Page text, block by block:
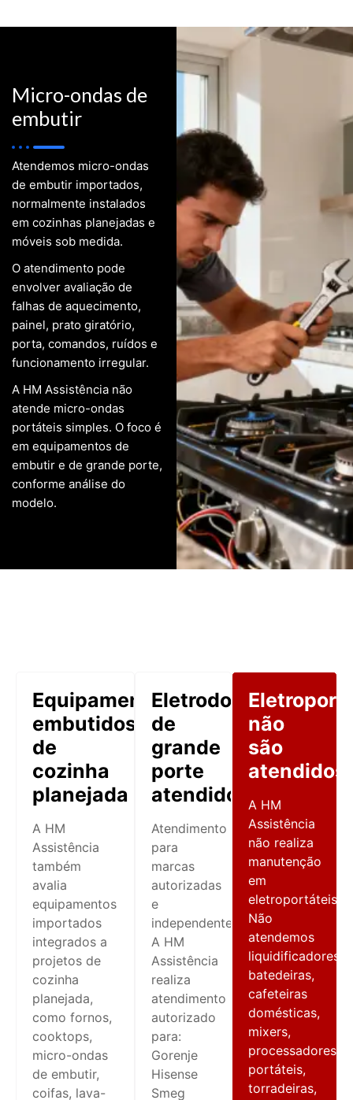
Micro-ondas de
embutir
Atendemos micro-ondas
de embutir importados,
normalmente instalados
em cozinhas planejadas e
móveis sob medida.
O atendimento pode
envolver avaliação de
falhas de aquecimento,
painel, prato giratório,
porta, comandos, ruídos e
funcionamento irregular.
A HM Assistência não
atende micro-ondas
portáteis simples. O foco é
em equipamentos de
embutir e de grande porte,
conforme análise do
modelo.
Equipamentos
embutidos
de
cozinha
planejada
A HM
Assistência
também
avalia
equipamentos
importados
integrados a
projetos de
cozinha
planejada,
como fornos,
cooktops,
micro-ondas
de embutir,
coifas, lava-
Eletrodomésticos
de
grande
porte
atendidos
Atendimento
para
marcas
autorizadas
e
independentes
A HM
Assistência
realiza
atendimento
autorizado
para:
Gorenje
Hisense
Smeg
não
são
atendidos
A HM
Assistência
não realiza
manutenção
em
eletroportáteis.
Não
atendemos
liquidificadores,
batedeiras,
cafeteiras
domésticas,
mixers,
processadores
portáteis,
torradeiras,